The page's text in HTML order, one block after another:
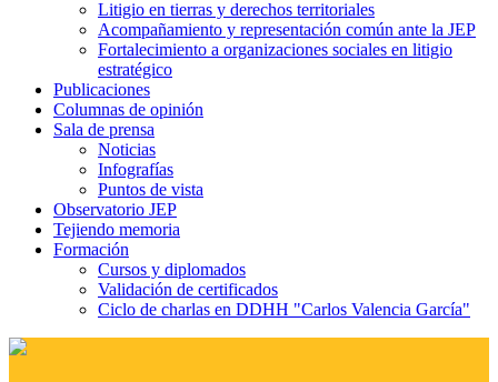
Litigio en tierras y derechos territoriales
Acompañamiento y representación común ante la JEP
Fortalecimiento a organizaciones sociales en litigio
estratégico
Publicaciones
Columnas de opinión
Sala de prensa
Noticias
Infografías
Puntos de vista
Observatorio JEP
Tejiendo memoria
Formación
Cursos y diplomados
Validación de certificados
Ciclo de charlas en DDHH "Carlos Valencia García"